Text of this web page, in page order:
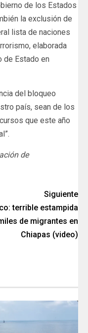
de los Estados
la exclusión de
lista de naciones
elaborada
de Estado en
del bloqueo
país, sean de los
que este año
de
Siguiente
terrible estampida
de migrantes en
Chiapas (video)